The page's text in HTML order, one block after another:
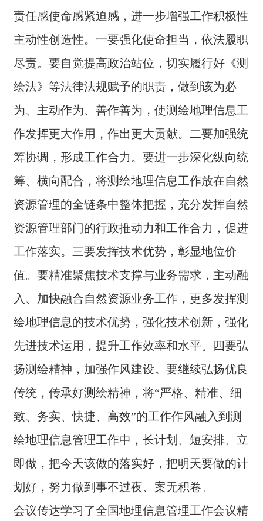
人
招
体
官
方
网
站-
综
合
事
图一体化及联动更新、地信产业规划中期评估等内容进行
了培训。厅机关相关处室、有关厅属事业单位、省测绘地
理信息学会、省测绘地理信息行业协会以及在分会场的各
市、县（市、区）自然资源主管部门有关同志共计1000余
人参加。（国土测绘处）
责任感使命感紧迫感，进一步增强工作积极性
主动性创造性。一要强化使命担当，依法履职
尽责。要自觉提高政治站位，切实履行好《测
绘法》等法律法规赋予的职责，做到该为必
为、主动作为、善作善为，使测绘地理信息工
作发挥更大作用，作出更大贡献。二要加强统
筹协调，形成工作合力。要进一步深化纵向统
筹、横向配合，将测绘地理信息工作放在自然
资源管理的全链条中整体把握，充分发挥自然
资源管理部门的行政推动力和工作合力，促进
工作落实。三要发挥技术优势，彰显地位价
值。要精准聚焦技术支撑与业务需求，主动融
入、加快融合自然资源业务工作，更多发挥测
绘地理信息的技术优势，强化技术创新，强化
先进技术运用，提升工作效率和水平。四要弘
扬测绘精神，加强作风建设。要继续弘扬优良
传统，传承好测绘精神，将“严格、精准、细
致、务实、快捷、高效”的工作作风融入到测
绘地理信息管理工作中，长计划、短安排、立
即做，把今天该做的落实好，把明天要做的计
划好，努力做到事不过夜、案无积卷。
会议传达学习了全国地理信息管理工作会议精